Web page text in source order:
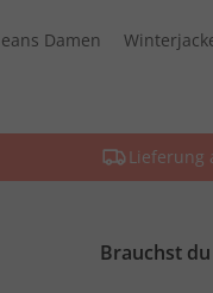
Damen
Lieferung
Brauchst